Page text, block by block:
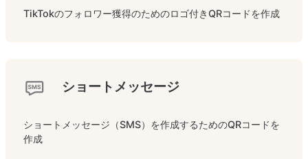
TikTokのフォロワー獲得のためのロゴ付きQRコードを作成
ショートメッセージ
ショートメッセージ（SMS）を作成するためのQRコードを
作成